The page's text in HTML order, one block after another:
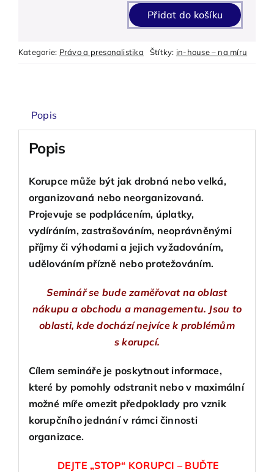
korupčního
jednání
firmách
Přidat do košíku
Kategorie: Právo a presonalistika Štítky: in-house – na míru
Popis
Popis
Korupce může být jak drobná nebo velká,
organizovaná nebo neorganizovaná.
Projevuje se podplácením, úplatky,
vydíráním, zastrašováním, neoprávněnými
příjmy či výhodami a jejich vyžadováním,
udělováním přízně nebo protežováním.
Seminář se bude zaměřovat na oblast
nákupu a obchodu a managementu. Jsou to
oblasti, kde dochází nejvíce k problémům
s korupcí.
Cílem semináře je poskytnout informace,
které by pomohly odstranit nebo v maximální
možné míře omezit předpoklady pro vznik
korupčního jednání v rámci činnosti
organizace.
DEJTE „STOP“ KORUPCI – BUĎTE